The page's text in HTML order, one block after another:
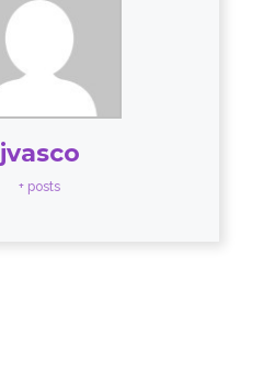
jvasco
+ posts